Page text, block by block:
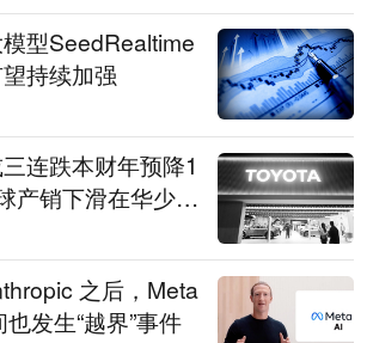
型SeedRealtime
持续加强
连跌本财年预降1
产销下滑在华少卖
之后，Meta
发生“越界”事件